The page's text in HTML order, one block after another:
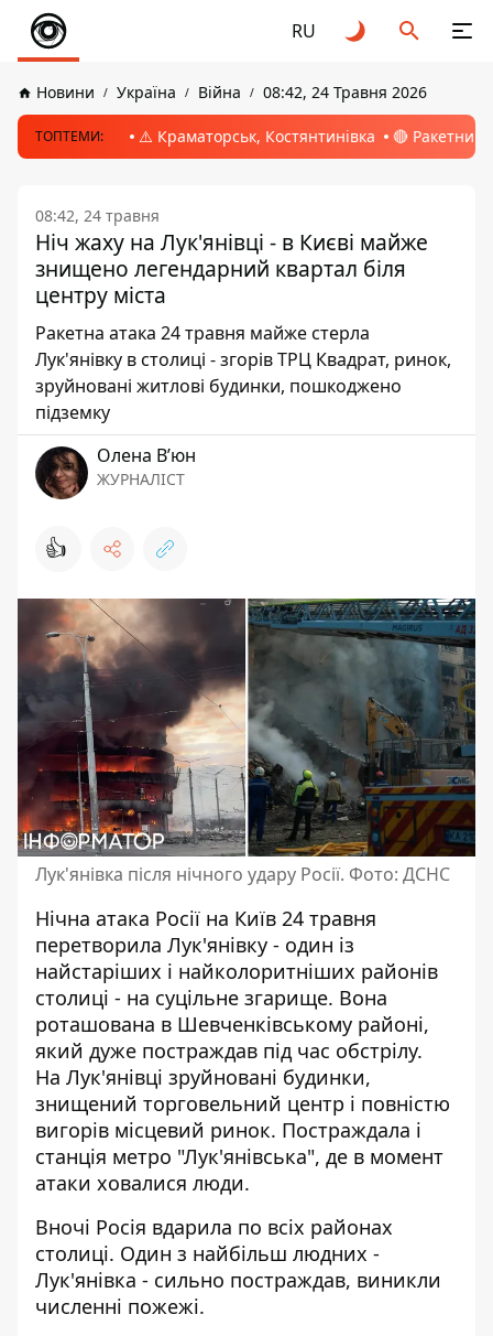
RU
Новини Україна Війна 08:42, 24 Травня 2026
ТОПТЕМИ: ⚠️ Краматорськ, Костянтинівка 🔴 Ракетний
08:42, 24 травня
Ніч жаху на Лук'янівці - в Києві майже
знищено легендарний квартал біля
центру міста
Ракетна атака 24 травня майже стерла
Лук'янівку в столиці - згорів ТРЦ Квадрат, ринок,
зруйновані житлові будинки, пошкоджено
підземку
Олена Вʼюн
ЖУРНАЛІСТ
👍
Лук'янівка після нічного удару Росії. Фото: ДСНС
Нічна атака Росії на Київ 24 травня
перетворила Лук'янівку - один із
найстаріших і найколоритніших районів
столиці - на суцільне згарище. Вона
роташована в Шевченківському районі,
який дуже постраждав під час обстрілу.
На Лук'янівці зруйновані будинки,
знищений торговельний центр і повністю
вигорів місцевий ринок. Постраждала і
станція метро "Лук'янівська", де в момент
атаки ховалися люди.
Вночі Росія вдарила по всіх районах
столиці. Один з найбільш людних -
Лук'янівка - сильно постраждав, виникли
численні пожежі.